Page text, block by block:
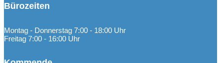
Bürozeiten
Montag - Donnerstag 7:00 - 18:00 Uhr
Freitag 7:00 - 16:00 Uhr